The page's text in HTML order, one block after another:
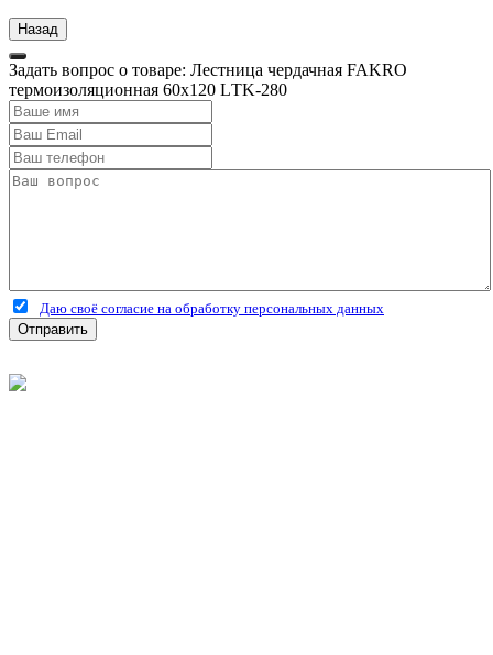
Задать вопрос о товаре: Лестница чердачная FAKRO
термоизоляционная 60х120 LТK-280
Даю своё согласие на обработку персональных данных
Отправить